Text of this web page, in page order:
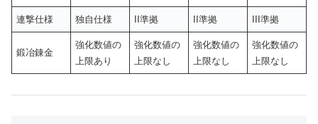
連撃仕様 独自仕様 II準拠 II準拠 III準拠
鍛冶錬金
強化数値の
上限あり
強化数値の
上限なし
強化数値の
上限なし
強化数値の
上限なし